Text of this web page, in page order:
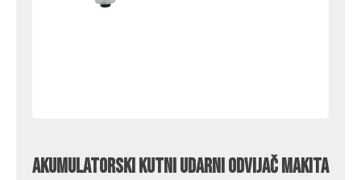
Akumulatorski kutni udarni odvijač Makita